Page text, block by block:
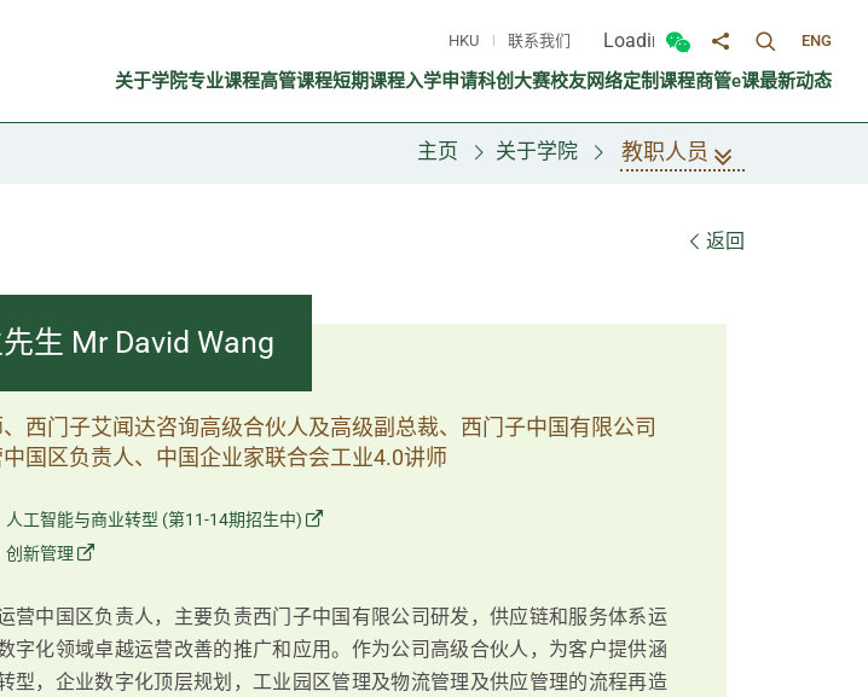
HKU 联系我们 Loading...
切换微信面板
分享至切换搜寻面
ENG
关于学院专业课程高管课程短期课程入学申请科创大赛校友网络定制课程商管e课最新动态
主页 关于学院 教职人员
返回
生 Mr David Wang
西门子艾闻达咨询高级合伙人及高级副总裁、西门子中国有限公司
国区负责人、中国企业家联合会工业4.0讲师
人工智能与商业转型 (第11-14期招生中)
创新管理
营中国区负责人，主要负责西门子中国有限公司研发，供应链和服务体系运
字化领域卓越运营改善的推广和应用。作为公司高级合伙人，为客户提供涵
型，企业数字化顶层规划，工业园区管理及物流管理及供应管理的流程再造